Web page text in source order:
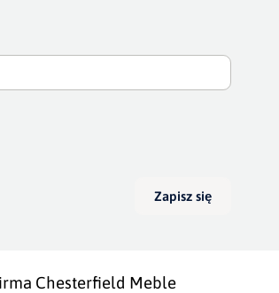
Zapisz się
Chesterfield Meble